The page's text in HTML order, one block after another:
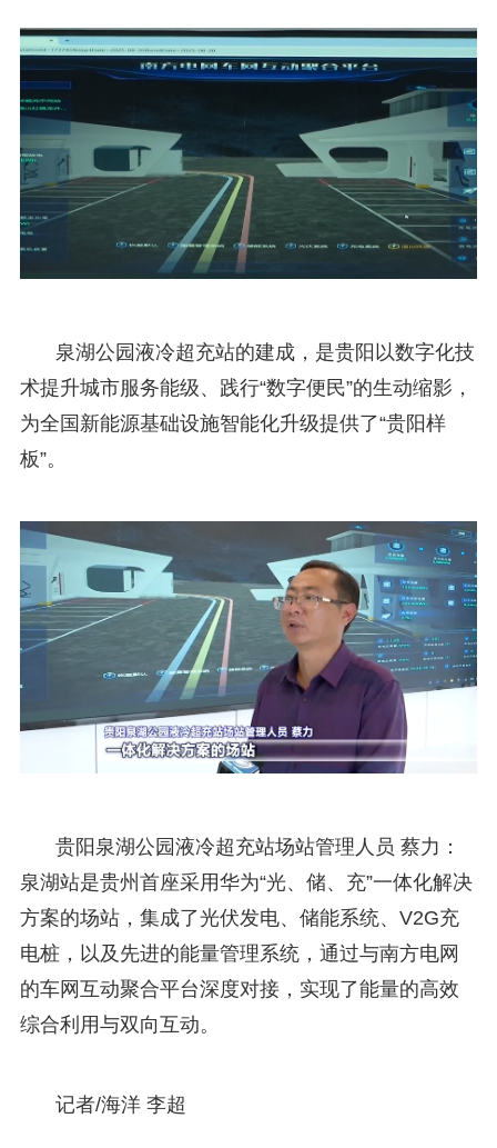
泉湖公园液冷超充站的建成，是贵阳以数字化技
术提升城市服务能级、践行“数字便民”的生动缩影，
为全国新能源基础设施智能化升级提供了“贵阳样
板”。
贵阳泉湖公园液冷超充站场站管理人员 蔡力：
泉湖站是贵州首座采用华为“光、储、充”一体化解决
方案的场站，集成了光伏发电、储能系统、V2G充
电桩，以及先进的能量管理系统，通过与南方电网
的车网互动聚合平台深度对接，实现了能量的高效
综合利用与双向互动。
记者/海洋 李超